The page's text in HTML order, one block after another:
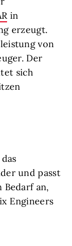
in
erzeugt.
von
Der
sich
und passt
an,
Engineers